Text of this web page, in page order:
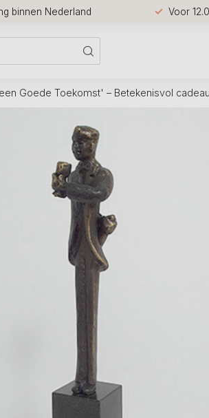
binnen Nederland Voor
Goede Toekomst' – Betekenisvol